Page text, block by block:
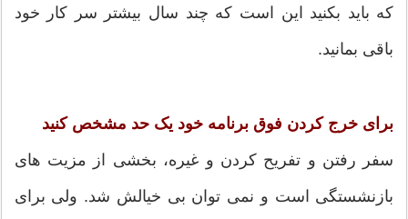
که باید بکنید این است که چند سال بیشتر سر کار خود
باقی بمانید.
برای خرج‌ کردن فوق برنامه خود یک حد مشخص کنید
سفر رفتن و تفریح کردن و غیره، بخشی از مزیت های
بازنشستگی است و نمی توان بی خیالش شد. ولی برای